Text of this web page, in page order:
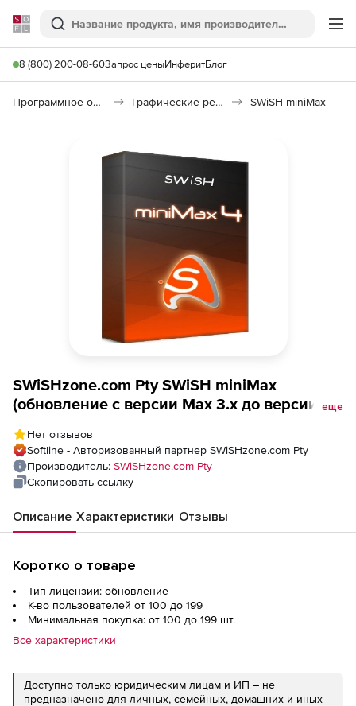
Softline
Поиск
8 (800) 200-08-60Запрос ценыИнферитБлог
Программное обеспечение для графики и дизайна Графические редакторы SWiSH miniMax
SWiSHzone.com Pty SWiSH miniMax
(обновление с версии Max 3.x до версии
учреждений), Количество пользователей
еще
Нет отзывов
Softline - Авторизованный партнер SWiSHzone.com Pty
Производитель: SWiSHzone.com Pty
Скопировать ссылку
Описание Характеристики Отзывы
Коротко о товаре
Тип лицензии: обновление
К-во пользователей от 100 до 199
Минимальная покупка: от 100 до 199 шт.
Все характеристики
Доступно только юридическим лицам и ИП – не
предназначено для личных, семейных, домашних и иных